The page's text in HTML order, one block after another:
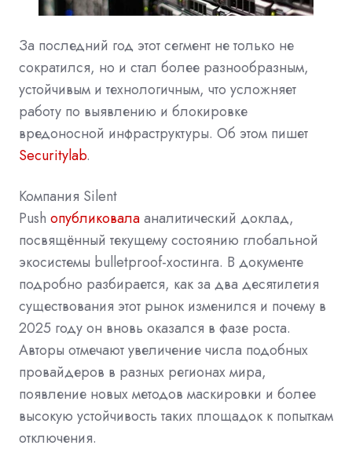
За последний год этот сегмент не только не
сократился, но и стал более разнообразным,
устойчивым и технологичным, что усложняет
работу по выявлению и блокировке
вредоносной инфраструктуры. Об этом пишет
Securitylab.
Компания Silent
Push опубликовалааналитический доклад,
посвящённый текущему состоянию глобальной
экосистемы bulletproof-хостинга. В документе
подробно разбирается, как за два десятилетия
существования этот рынок изменился и почему в
2025 году он вновь оказался в фазе роста.
Авторы отмечают увеличение числа подобных
провайдеров в разных регионах мира,
появление новых методов маскировки и более
высокую устойчивость таких площадок к попыткам
отключения.